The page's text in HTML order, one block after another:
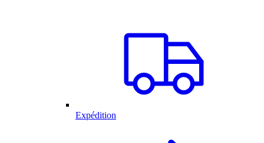
Expédition